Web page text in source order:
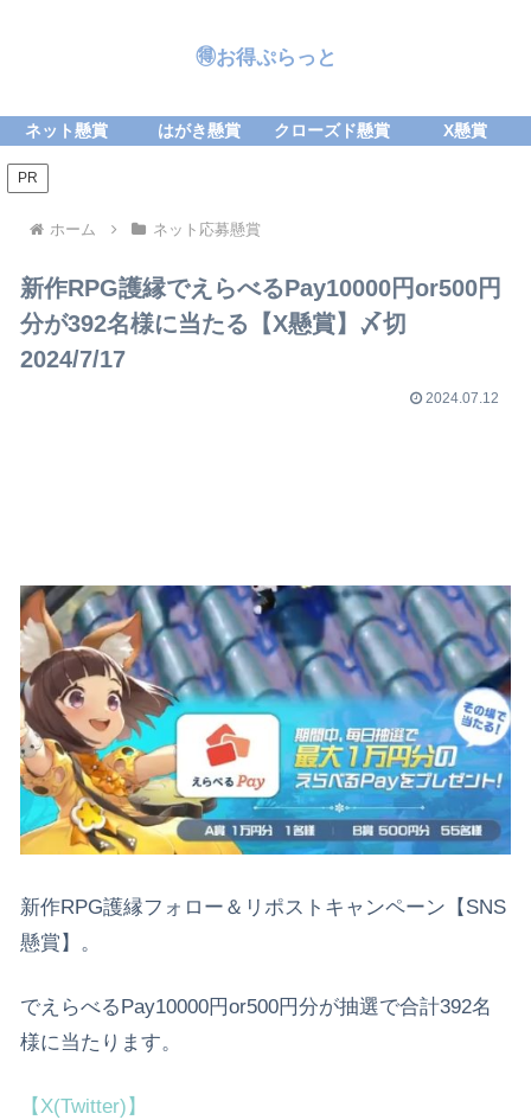
🉐お得ぷらっと
ネット懸賞 はがき懸賞 クローズド懸賞 X懸賞
PR
ホーム ネット応募懸賞
新作RPG護縁でえらべるPay10000円or500円
分が392名様に当たる【X懸賞】〆切
2024/7/17
2024.07.12
新作RPG護縁フォロー＆リポストキャンペーン【SNS
懸賞】。
でえらべるPay10000円or500円分が抽選で合計392名
様に当たります。
【X(Twitter)】